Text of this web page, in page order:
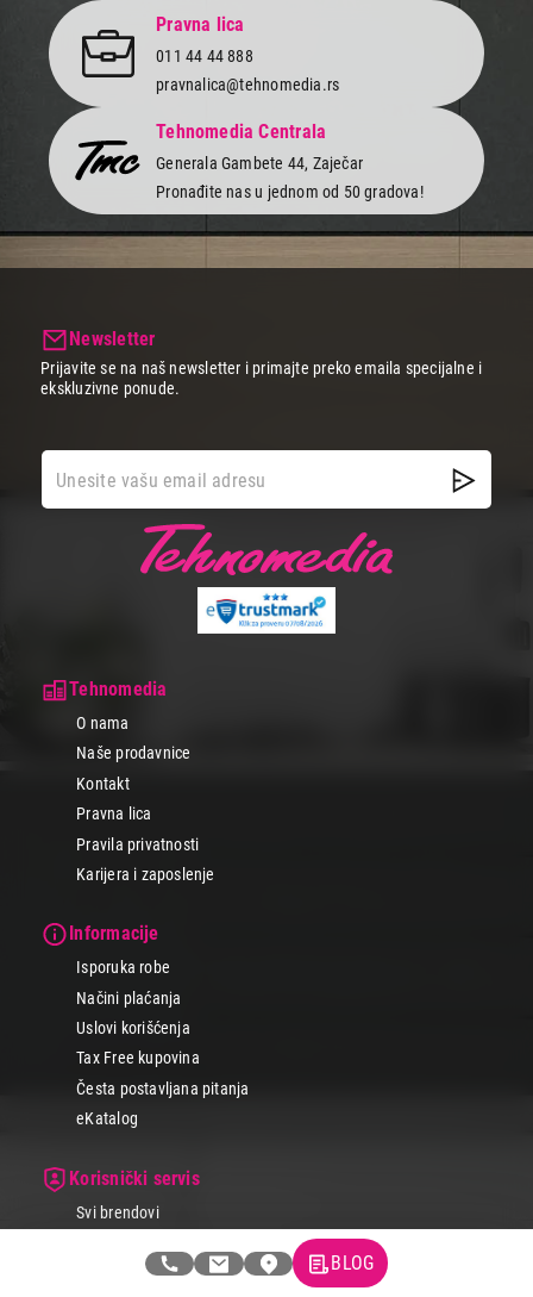
Pravna lica
011 44 44 888
pravnalica@tehnomedia.rs
Tehnomedia Centrala
Generala Gambete 44, Zaječar
Pronađite nas u jednom od 50 gradova!
Tehnomedia
O nama
Naše prodavnice
Kontakt
Pravna lica
Pravila privatnosti
Karijera i zaposlenje
Informacije
Isporuka robe
Načini plaćanja
Uslovi korišćenja
Tax Free kupovina
Česta postavljana pitanja
eKatalog
Korisnički servis
Svi brendovi
Reklamacije i servis
Newsletter
Prijavite se na naš newsletter i primajte preko emaila specijalne i
ekskluzivne ponude.
BLOG